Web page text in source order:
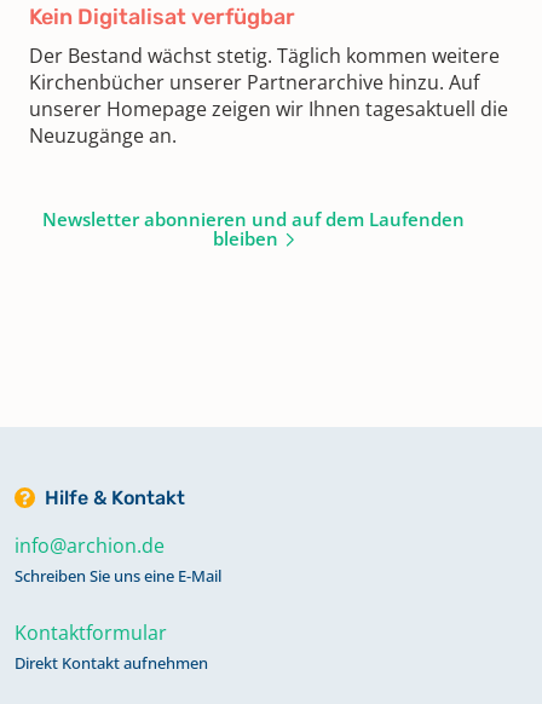
Kein Digitalisat verfügbar
Der Bestand wächst stetig. Täglich kommen weitere
Kirchenbücher unserer Partnerarchive hinzu. Auf
unserer Homepage zeigen wir Ihnen tagesaktuell die
Neuzugänge an.
Newsletter abonnieren und auf dem Laufenden
bleiben
Hilfe & Kontakt
info@archion.de
Schreiben Sie uns eine E-Mail
Kontaktformular
Direkt Kontakt aufnehmen